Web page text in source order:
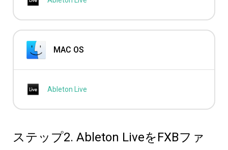
MAC OS
Ableton Live
ステップ2. Ableton LiveをFXBファ